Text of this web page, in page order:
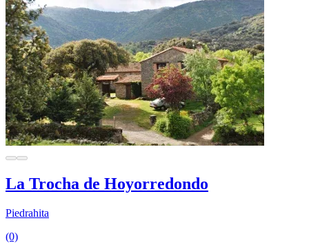
La Trocha de Hoyorredondo
Piedrahita
(0)